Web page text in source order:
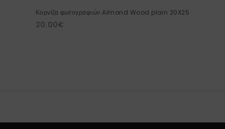
Κορνίζα φωτογραφιών Almond Wood plain 20X25
20.00€